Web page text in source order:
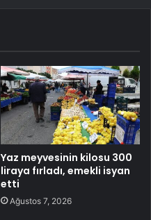
Yaz meyvesinin kilosu 300
liraya fırladı, emekli isyan
etti
Ağustos 7, 2026